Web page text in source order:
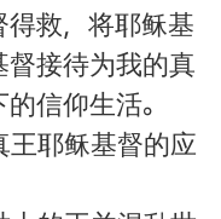
救，将耶稣基
督接待为我的真
信仰生活。
王耶稣基督的应